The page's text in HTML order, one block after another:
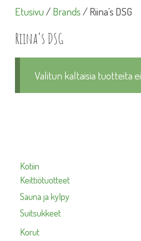
Etusivu/Brands/ Riina’s DSG
Riina’s DSG
Valitun kaltaisia tuotteita
Kotiin
Keittiötuotteet
Sauna ja kylpy
Suitsukkeet
Korut